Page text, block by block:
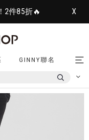
2件85折🔥 X
GINNY聯名